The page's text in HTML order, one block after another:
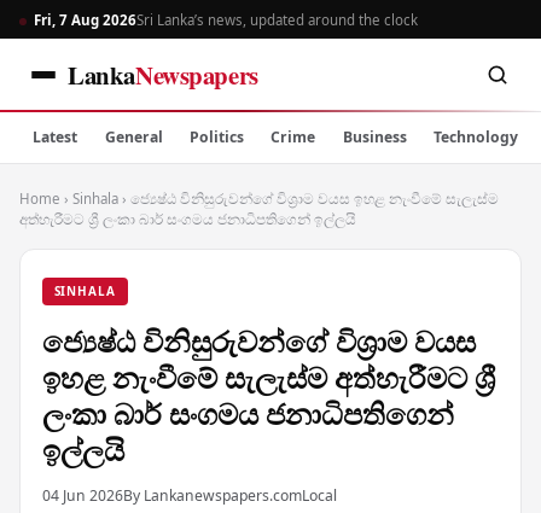
Fri, 7 Aug 2026Sri Lanka’s news, updated around the clock
LankaNewspapers
Latest General Politics Crime Business Technology
Home › Sinhala › ජ්‍යෙෂ්ඨ විනිසුරුවන්ගේ විශ්‍රාම වයස ඉහළ නැංවීමේ සැලැස්ම
අත්හැරීමට ශ්‍රී ලංකා බාර් සංගමය ජනාධිපතිගෙන් ඉල්ලයි
SINHALA
ජ්‍යෙෂ්ඨ විනිසුරුවන්ගේ විශ්‍රාම වයස
ඉහළ නැංවීමේ සැලැස්ම අත්හැරීමට ශ්‍රී
ලංකා බාර් සංගමය ජනාධිපතිගෙන්
ඉල්ලයි
04 Jun 2026By Lankanewspapers.comLocal